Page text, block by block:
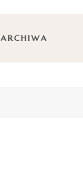
ARCHIWA